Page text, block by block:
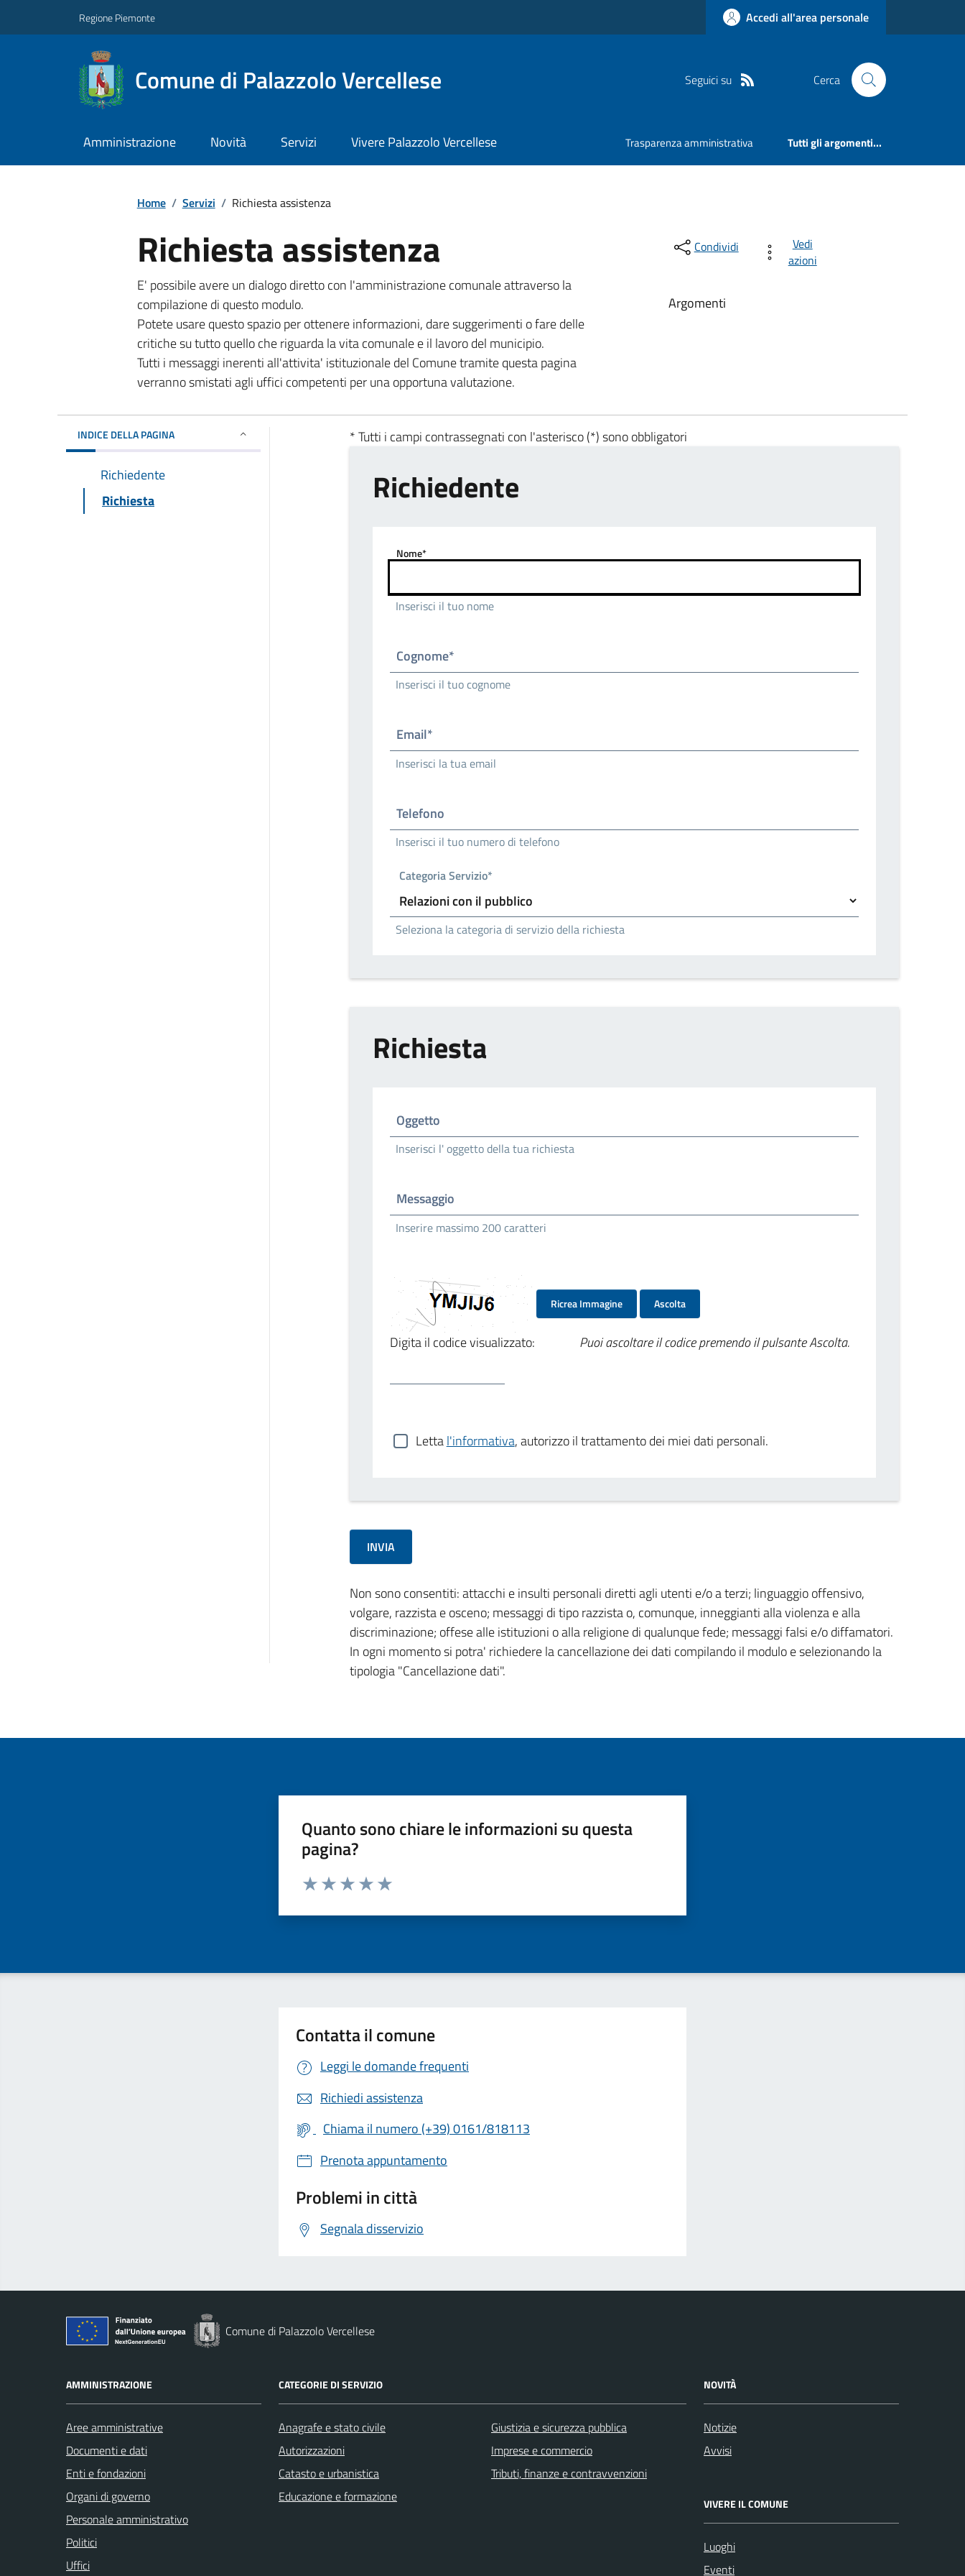
Regione Piemonte Accedi all'area personale
Comune di Palazzolo Vercellese Seguici su Cerca
Amministrazione Novità Servizi Vivere Palazzolo Vercellese Trasparenza amministrativa Tutti gli argomenti...
Home / Servizi / Richiesta assistenza
Richiesta assistenza
E' possibile avere un dialogo diretto con l'amministrazione comunale attraverso la
compilazione di questo modulo.
Potete usare questo spazio per ottenere informazioni, dare suggerimenti o fare delle
critiche su tutto quello che riguarda la vita comunale e il lavoro del municipio.
Tutti i messaggi inerenti all'attivita' istituzionale del Comune tramite questa pagina
verranno smistati agli uffici competenti per una opportuna valutazione.
Condividi
Vedi
azioni
Argomenti
INDICE DELLA PAGINA
Richiedente
Richiesta
* Tutti i campi contrassegnati con l'asterisco (*) sono obbligatori
Richiedente
Nome*
Inserisci il tuo nome
Cognome*
Inserisci il tuo cognome
Email*
Inserisci la tua email
Telefono
Inserisci il tuo numero di telefono
Categoria Servizio*
Seleziona la categoria di servizio della richiesta
Richiesta
Oggetto
Inserisci l' oggetto della tua richiesta
Messaggio
Inserire massimo 200 caratteri
Ricrea Immagine Ascolta
Digita il codice visualizzato: Puoi ascoltare il codice premendo il pulsante Ascolta.
Lettal'informativa, autorizzo il trattamento dei miei dati personali.
Non sono consentiti: attacchi e insulti personali diretti agli utenti e/o a terzi; linguaggio offensivo,
volgare, razzista e osceno; messaggi di tipo razzista o, comunque, inneggianti alla violenza e alla
discriminazione; offese alle istituzioni o alla religione di qualunque fede; messaggi falsi e/o diffamatori.
In ogni momento si potra' richiedere la cancellazione dei dati compilando il modulo e selezionando la
tipologia "Cancellazione dati".
Quanto sono chiare le informazioni su questa
pagina?
Valuta da 1 a 5 stelle la pagina
Contatta il comune
Leggi le domande frequenti
Richiedi assistenza
Chiama il numero (+39) 0161/818113
Prenota appuntamento
Problemi in città
Segnala disservizio
Comune di Palazzolo Vercellese
AMMINISTRAZIONE
Aree amministrative
Documenti e dati
Enti e fondazioni
Organi di governo
Personale amministrativo
Politici
Uffici
CATEGORIE DI SERVIZIO
Anagrafe e stato civile
Autorizzazioni
Catasto e urbanistica
Educazione e formazione
Giustizia e sicurezza pubblica
Imprese e commercio
Tributi, finanze e contravvenzioni
NOVITÀ
Notizie
Avvisi
VIVERE IL COMUNE
Luoghi
Eventi